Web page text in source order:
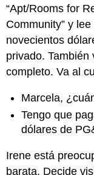
“Apt/Rooms for
Community” y
novecientos
privado.
completo. Va al
Marcela,
Tengo que
dólares de
Irene está
barata. Decide